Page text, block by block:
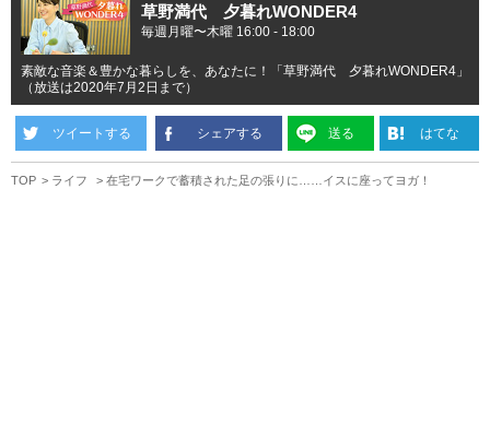
草野満代 夕暮れWONDER4
毎週月曜〜木曜 16:00 - 18:00
素敵な音楽＆豊かな暮らしを、あなたに！「草野満代 夕暮れWONDER4」
（放送は2020年7月2日まで）
ツイートする シェアする 送る はてな
TOP ライフ 在宅ワークで蓄積された足の張りに……イスに座ってヨガ！